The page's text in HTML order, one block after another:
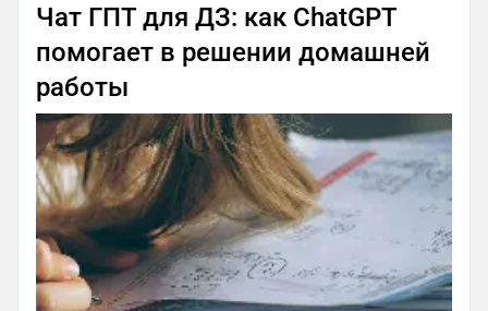
Чат ГПТ для ДЗ: как ChatGPT
помогает в решении домашней
работы